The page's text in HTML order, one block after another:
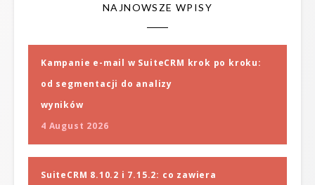
NAJNOWSZE WPISY
Kampanie e-mail w SuiteCRM krok po kroku:
od segmentacji do analizy
wyników
4 August 2026
SuiteCRM 8.10.2 i 7.15.2: co zawiera